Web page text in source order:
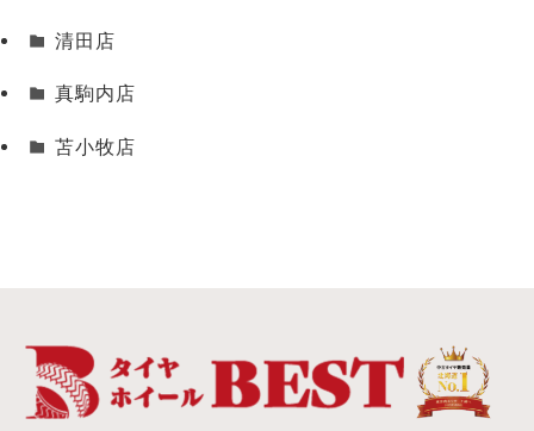
清田店
真駒内店
苫小牧店